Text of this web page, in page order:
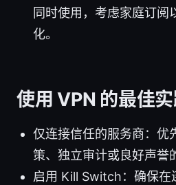
同时使用，考虑家庭订阅
化。
使用 VPN 的最佳
仅连接信任的服务商：优
策、独立审计或良好声誉
启用 Kill Switch：确保在